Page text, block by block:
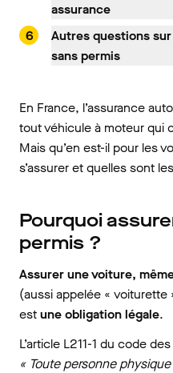
assurance
Autres questions sur
sans permis
En France, l’assurance
tout véhicule à moteur qui
Mais qu’en est-il pour les
s’assurer et quelles sont
Pourquoi
permis ?
Assurer une voiture,
(aussi appelée «
estune obligation légale.
L’article L211-1 du code
« Toute personne